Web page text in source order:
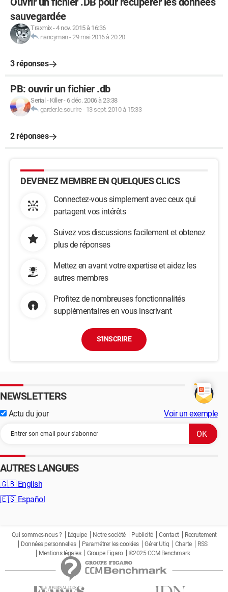
sauvegardée
Traxmix-4 nov. 2015 à 16:36
nancyman-29 mai 2016 à 20:20
3 réponses
PB: ouvrir un fichier .db
Serial - Killer- 6 déc. 2006 à 23:38
garder.le.sourire- 13 sept. 2010 à 15:33
2 réponses
DEVENEZ MEMBRE EN QUELQUES CLICS
Connectez-vous simplement avec ceux qui
partagent vos intérêts
Suivez vos discussions facilement et obtenez
plus de réponses
Mettez en avant votre expertise et aidez les
autres membres
Profitez de nombreuses fonctionnalités
supplémentaires en vous inscrivant
S'INSCRIRE
NEWSLETTERS
Actu du jour Voir un exemple
AUTRES LANGUES
🇬🇧 English
🇪🇸 Español
Qui sommes-nous ? L'équipe Notre société Publicité Contact
Recrutement
Données personnelles
Paramétrer les cookies Gérer Utiq Charte
RSS
Mentions légales
Groupe Figaro ©2025 CCM Benchmark